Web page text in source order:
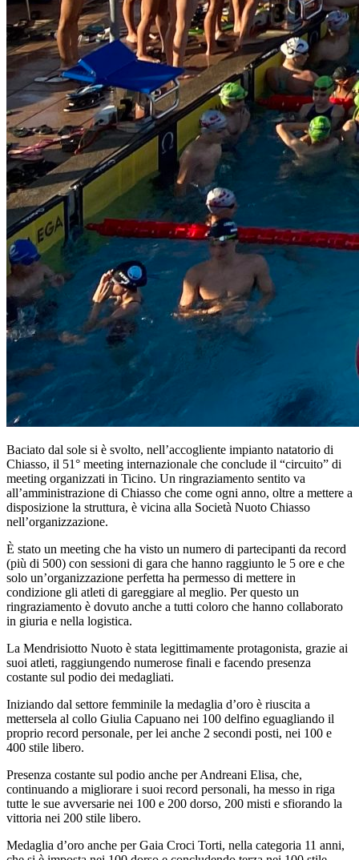
Baciato dal sole si è svolto, nell’accogliente impianto natatorio di
Chiasso, il 51° meeting internazionale che conclude il “circuito” di
meeting organizzati in Ticino. Un ringraziamento sentito va
all’amministrazione di Chiasso che come ogni anno, oltre a mettere a
disposizione la struttura, è vicina alla Società Nuoto Chiasso
nell’organizzazione.
È stato un meeting che ha visto un numero di partecipanti da record
(più di 500) con sessioni di gara che hanno raggiunto le 5 ore e che
solo un’organizzazione perfetta ha permesso di mettere in
condizione gli atleti di gareggiare al meglio. Per questo un
ringraziamento è dovuto anche a tutti coloro che hanno collaborato
in giuria e nella logistica.
La Mendrisiotto Nuoto è stata legittimamente protagonista, grazie ai
suoi atleti, raggiungendo numerose finali e facendo presenza
costante sul podio dei medagliati.
Iniziando dal settore femminile la medaglia d’oro è riuscita a
mettersela al collo Giulia Capuano nei 100 delfino eguagliando il
proprio record personale, per lei anche 2 secondi posti, nei 100 e
400 stile libero.
Presenza costante sul podio anche per Andreani Elisa, che,
continuando a migliorare i suoi record personali, ha messo in riga
tutte le sue avversarie nei 100 e 200 dorso, 200 misti e sfiorando la
vittoria nei 200 stile libero.
Medaglia d’oro anche per Gaia Croci Torti, nella categoria 11 anni,